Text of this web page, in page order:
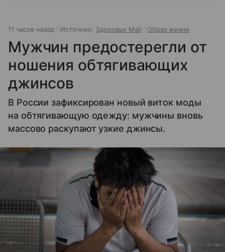
11 часов назад Источник: Здоровье Mail Образ жизни
Мужчин предостерегли от
ношения обтягивающих
джинсов
В России зафиксирован новый виток моды
на обтягивающую одежду: мужчины вновь
массово раскупают узкие джинсы.